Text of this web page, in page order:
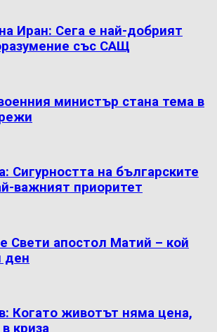
Иран: Сега е най-добрият
със САЩ
министър стана тема в
Сигурността на българските
важният приоритет
Свети апостол Матий – кой
ден
Когато животът няма цена,
криза